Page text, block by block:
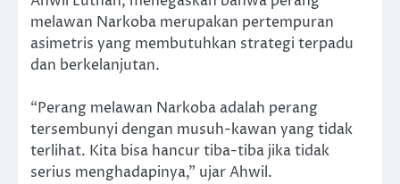
melawan Narkoba merupakan pertempuran
asimetris yang membutuhkan strategi terpadu
dan berkelanjutan.
“Perang melawan Narkoba adalah perang
tersembunyi dengan musuh-kawan yang tidak
terlihat. Kita bisa hancur tiba-tiba jika tidak
serius menghadapinya,” ujar Ahwil.